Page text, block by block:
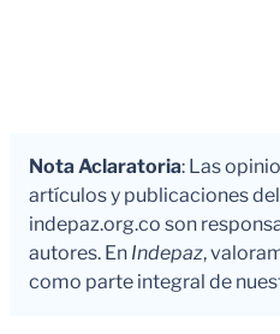
Nota Aclaratoria: Las
artículos y publicaciones
indepaz.org.co son
autores. En Indepaz,
como parte integral de